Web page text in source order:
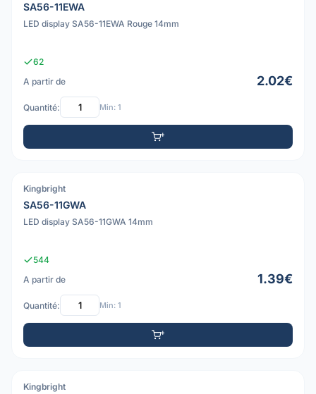
SA56-11EWA
LED display SA56-11EWA Rouge 14mm
62
A partir de
2.02€
Quantité: Min: 1
PDF
Kingbright
SA56-11GWA
LED display SA56-11GWA 14mm
544
A partir de
1.39€
Quantité: Min: 1
PDF
Kingbright